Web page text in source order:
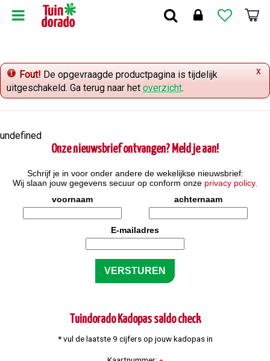
r
o
n
e
x
Fout! De opgevraagde productpagina is tijdelijk
uitgeschakeld. Ga terug naar hetoverzicht.
undefined
Onze nieuwsbrief ontvangen? Meld je aan!
Schrijf je in voor onder andere de wekelijkse nieuwsbrief:
Wij slaan jouw gegevens secuur op conform onze privacy policy.
voornaam
achternaam
E-mailadres
Tuindorado Kadopas saldo check
* vul de laatste 9 cijfers op jouw kadopas in